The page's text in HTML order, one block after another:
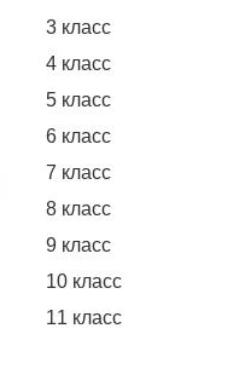
3 класс
4 класс
5 класс
6 класс
7 класс
8 класс
9 класс
10 класс
11 класс